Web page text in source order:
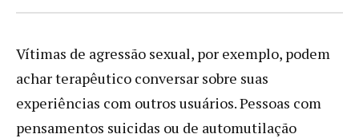
Vítimas de agressão sexual, por exemplo, podem
achar terapêutico conversar sobre suas
experiências com outros usuários. Pessoas com
pensamentos suicidas ou de automutilação